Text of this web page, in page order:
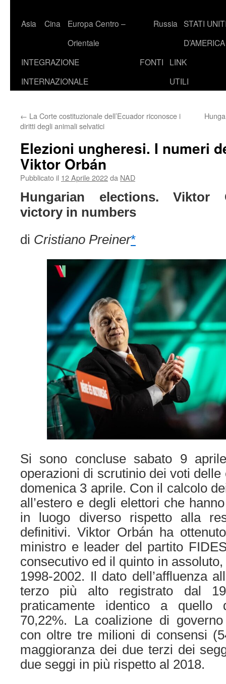
Asia Cina
Europa Centro –
Orientale
Russia STATI
D’AMERICA
INTEGRAZIONE
INTERNAZIONALE
FONTI
LINK
UTILI
← La Corte costituzionale dell’Ecuador riconosce i
diritti degli animali selvatici
Elezioni ungheresi. I numeri
Viktor Orbán
Pubblicato il 12 Aprile 2022da NAD
Hungarian elections. Viktor
victory in numbers
di Cristiano Preiner*
Si sono concluse sabato 9
operazioni di scrutinio dei voti
domenica 3 aprile. Con il calcolo
all’estero e degli elettori che
in luogo diverso rispetto alla
definitivi. Viktor Orbán ha
ministro e leader del partito
consecutivo ed il quinto in
1998-2002. Il dato dell’affluenza
terzo più alto registrato dal
praticamente identico a
70,22%. La coalizione di
con oltre tre milioni di consensi
maggioranza dei due terzi dei
due seggi in più rispetto al 2018.